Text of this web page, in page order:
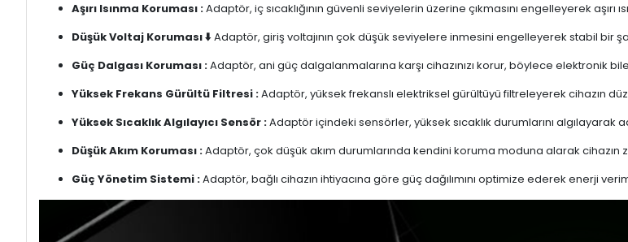
Aşırı Isınma Koruması :Adaptör, iç sıcaklığının güvenli seviyelerin üzerine çıkmasını engelleyerek aşırı
Düşük Voltaj Koruması ⬇️Adaptör, giriş voltajının çok düşük seviyelere inmesini engelleyerek stabil bir
Güç Dalgası Koruması :Adaptör, ani güç dalgalanmalarına karşı cihazınızı korur, böylece elektronik
Yüksek Frekans Gürültü Filtresi :Adaptör, yüksek frekanslı elektriksel gürültüyü filtreleyerek cihazın
Yüksek Sıcaklık Algılayıcı Sensör :Adaptör içindeki sensörler, yüksek sıcaklık durumlarını algılayarak
Düşük Akım Koruması :Adaptör, çok düşük akım durumlarında kendini koruma moduna alarak cihazın
Güç Yönetim Sistemi :Adaptör, bağlı cihazın ihtiyacına göre güç dağılımını optimize ederek enerji